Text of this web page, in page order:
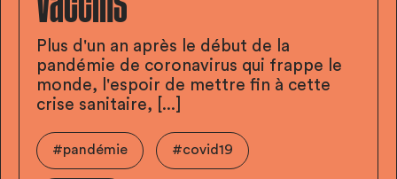
Plus d'un an après le début de la
pandémie de coronavirus qui frappe le
monde, l'espoir de mettre fin à cette
crise sanitaire, [...]
#pandémie #covid19